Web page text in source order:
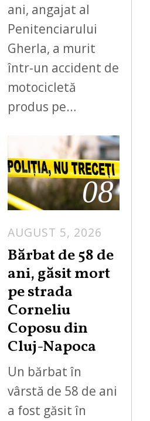
ani, angajat al
Penitenciarului
Gherla, a murit
într-un accident de
motocicletă
produs pe…
08
AUGUST 5, 2026
Bărbat de 58 de
ani, găsit mort
pe strada
Corneliu
Coposu din
Cluj-Napoca
Un bărbat în
vârstă de 58 de ani
a fost găsit în